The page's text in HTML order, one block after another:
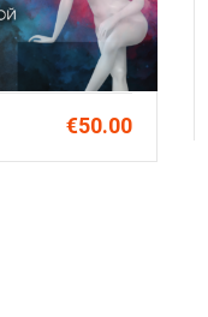
€50.00